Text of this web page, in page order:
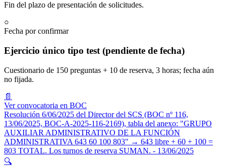
Fin del plazo de presentación de solicitudes.
○
Fecha por confirmar
Ejercicio único tipo test (pendiente de fecha)
Cuestionario de 150 preguntas + 10 de reserva, 3 horas; fecha aún
no fijada.
📄
Ver convocatoria en BOC
Resolución 6/06/2025 del Director del SCS (BOC nº 116,
13/06/2025, BOC-A-2025-116-2169), tabla del anexo: "GRUPO
AUXILIAR ADMINISTRATIVO DE LA FUNCIÓN
ADMINISTRATIVA 643 60 100 803" → 643 libre + 60 + 100 =
803 TOTAL. Los turnos de reserva SUMAN. - 13/06/2025
🔍